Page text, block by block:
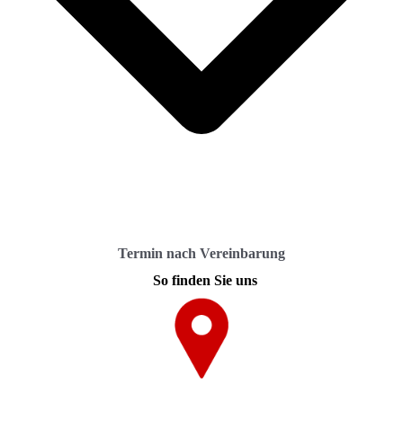
Termin nach Vereinbarung
So finden Sie uns